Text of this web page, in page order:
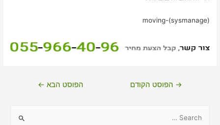
moving-(sysmanage)
ניווט→ הפוסט הקודם הפוסט הבא ←